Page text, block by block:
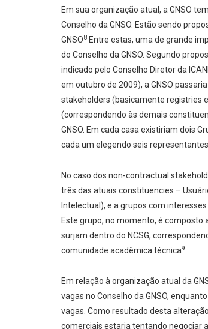
Em sua organização atual, a GNSO
Conselho da GNSO. Estão sendo
GNSO8 Entre estas, uma de grande
do Conselho da GNSO. Segundo
indicado pelo Conselho Diretor da
em outubro de 2009), a GNSO
stakeholders (basicamente registries
(correspondendo às demais
GNSO. Em cada casa existiriam dois
cada um elegendo seis
No caso dos non-contractual
três das atuais constituencies –
Intelectual), e a grupos com
Este grupo, no momento, é composto
surjam dentro do NCSG,
comunidade acadêmica técnica9
Em relação à organização atual da
vagas no Conselho da GNSO,
vagas. Como resultado desta
comerciais estaria tentando negociar